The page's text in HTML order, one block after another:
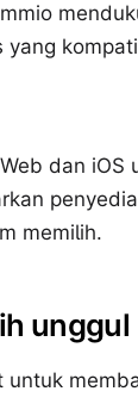
dan
memilih.
unggul